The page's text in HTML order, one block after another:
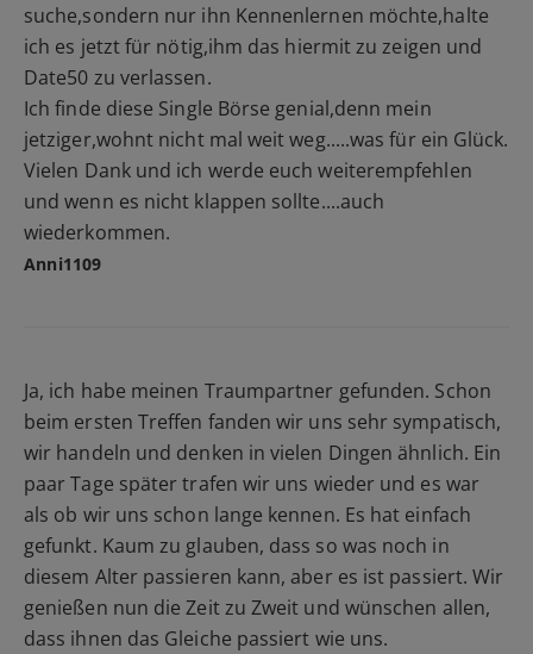
suche,sondern nur ihn Kennenlernen möchte,halte
ich es jetzt für nötig,ihm das hiermit zu zeigen und
Date50 zu verlassen.
Ich finde diese Single Börse genial,denn mein
jetziger,wohnt nicht mal weit weg.....was für ein Glück.
Vielen Dank und ich werde euch weiterempfehlen
und wenn es nicht klappen sollte....auch
wiederkommen.
Anni1109
Ja, ich habe meinen Traumpartner gefunden. Schon
beim ersten Treffen fanden wir uns sehr sympatisch,
wir handeln und denken in vielen Dingen ähnlich. Ein
paar Tage später trafen wir uns wieder und es war
als ob wir uns schon lange kennen. Es hat einfach
gefunkt. Kaum zu glauben, dass so was noch in
diesem Alter passieren kann, aber es ist passiert. Wir
genießen nun die Zeit zu Zweit und wünschen allen,
dass ihnen das Gleiche passiert wie uns.